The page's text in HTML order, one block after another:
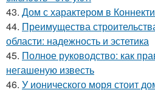
43. Дом с характером в
44. Преимущества
области: надежность и эстетика
45. Полное руководство: как
негашеную известь
46. У ионического моря стоит